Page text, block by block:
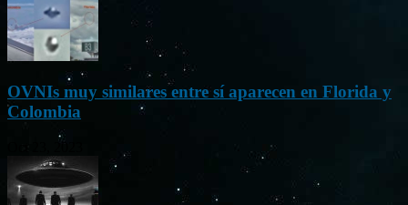
OVNIs muy similares entre sí aparecen en Florida y
Colombia